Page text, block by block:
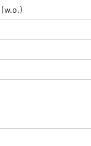
(w.o.)